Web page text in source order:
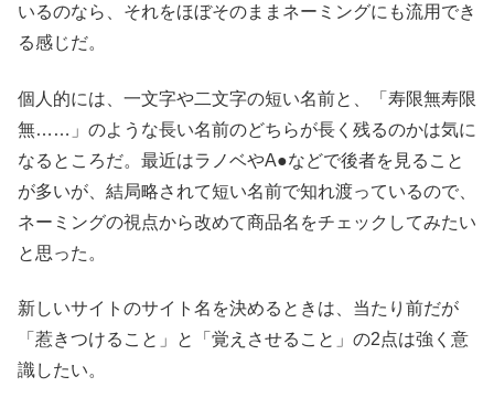
いるのなら、それをほぼそのままネーミングにも流用でき
る感じだ。
個人的には、一文字や二文字の短い名前と、「寿限無寿限
無……」のような長い名前のどちらが長く残るのかは気に
なるところだ。最近はラノベやA●などで後者を見ること
が多いが、結局略されて短い名前で知れ渡っているので、
ネーミングの視点から改めて商品名をチェックしてみたい
と思った。
新しいサイトのサイト名を決めるときは、当たり前だが
「惹きつけること」と「覚えさせること」の2点は強く意
識したい。